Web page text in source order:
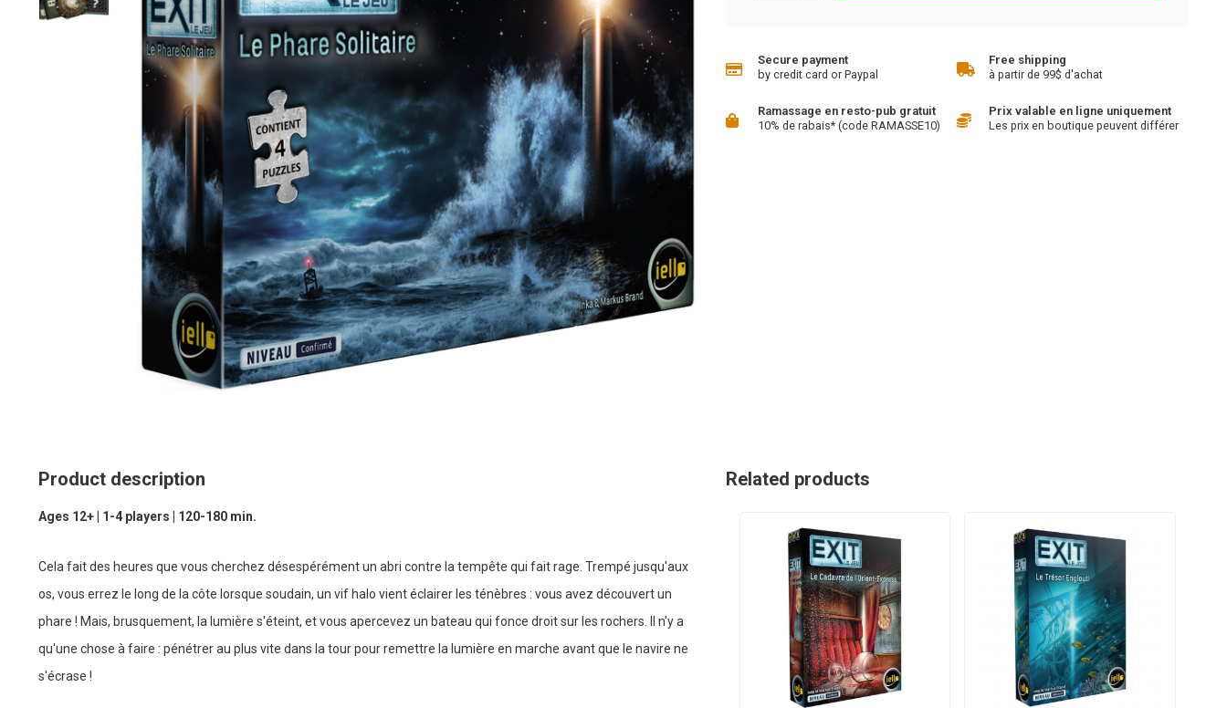
Secure payment
by credit card or Paypal
Free shipping
à partir de 99$ d'achat
Ramassage en resto-pub gratuit
10% de rabais* (code RAMASSE10)
Prix valable en ligne uniquement
Les prix en boutique peuvent différer
Product description
Ages 12+ | 1-4 players | 120-180 min.
Cela fait des heures que vous cherchez désespérément un abri contre la tempête qui fait rage. Trempé jusqu'aux
os, vous errez le long de la côte lorsque soudain, un vif halo vient éclairer les ténèbres : vous avez découvert un
phare ! Mais, brusquement, la lumière s'éteint, et vous apercevez un bateau qui fonce droit sur les rochers. Il n'y a
qu'une chose à faire : pénétrer au plus vite dans la tour pour remettre la lumière en marche avant que le navire ne
s'écrase !
Related products